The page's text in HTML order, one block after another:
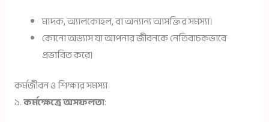
মাদক, অ্যালকোহল, বা অন্যান্য আসক্তির সমস্যা।
কোনো অভ্যাস যা আপনার জীবনকে নেতিবাচকভাবে
প্রভাবিত করে।
কর্মজীবন ও শিক্ষার সমস্যা
১.কর্মক্ষেত্রে অসফলতা: